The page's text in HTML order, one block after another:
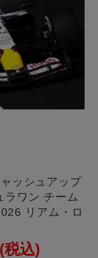
ッシュアップ
ラワン チーム
リアム・ロ
(税込)